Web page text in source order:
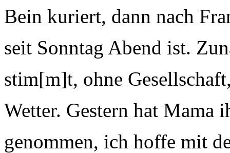
Bein kuriert, dann nach
seit Sonntag Abend ist.
stim[m]t, ohne
Wetter. Gestern hat Mama
genommen, ich hoffe mit